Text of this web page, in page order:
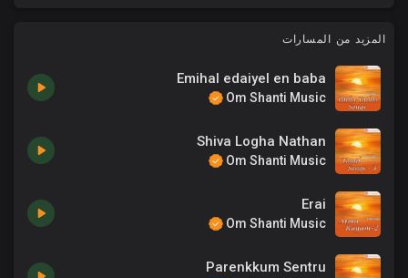
المزيد من المسارات
Emihal edaiyel en baba
Om Shanti Music
Shiva Logha Nathan
Om Shanti Music
Erai
Om Shanti Music
Parenkkum Sentru